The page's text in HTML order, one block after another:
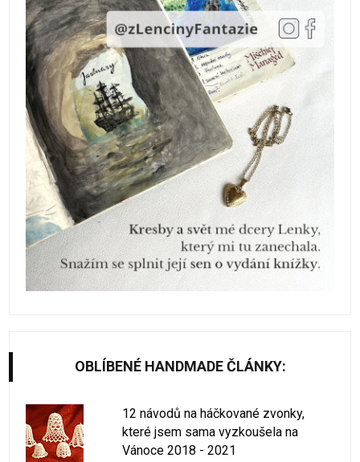
OBLÍBENÉ HANDMADE ČLÁNKY:
12 návodů na háčkované zvonky,
které jsem sama vyzkoušela na
Vánoce 2018 - 2021